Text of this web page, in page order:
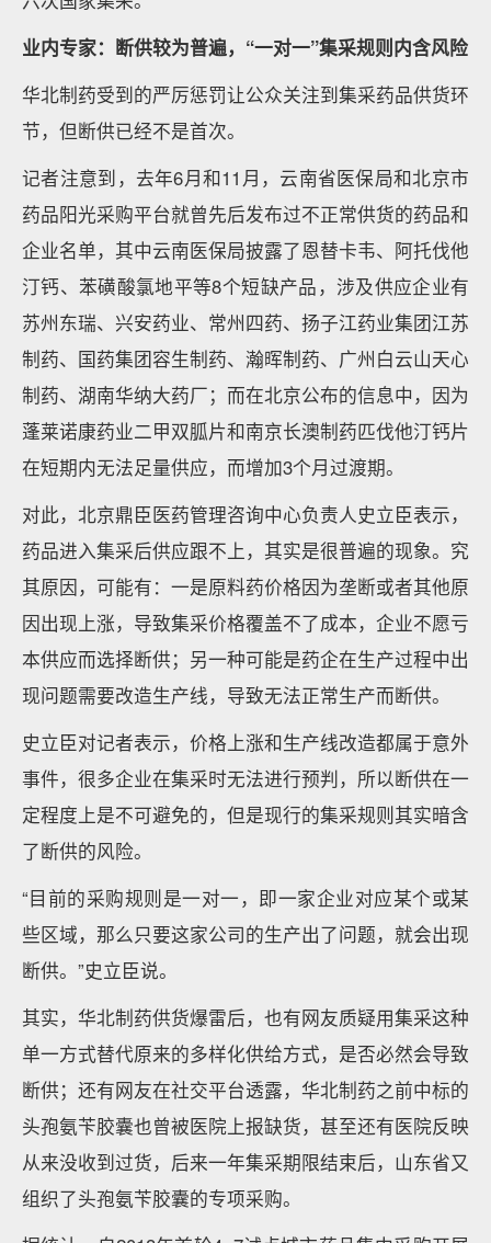
业内专家：断供较为普遍，“一对一”集采规则内含风险
华北制药受到的严厉惩罚让公众关注到集采药品供货环
节，但断供已经不是首次。
记者注意到，去年6月和11月，云南省医保局和北京市
药品阳光采购平台就曾先后发布过不正常供货的药品和
企业名单，其中云南医保局披露了恩替卡韦、阿托伐他
汀钙、苯磺酸氯地平等8个短缺产品，涉及供应企业有
苏州东瑞、兴安药业、常州四药、扬子江药业集团江苏
制药、国药集团容生制药、瀚晖制药、广州白云山天心
制药、湖南华纳大药厂；而在北京公布的信息中，因为
蓬莱诺康药业二甲双胍片和南京长澳制药匹伐他汀钙片
在短期内无法足量供应，而增加3个月过渡期。
对此，北京鼎臣医药管理咨询中心负责人史立臣表示，
药品进入集采后供应跟不上，其实是很普遍的现象。究
其原因，可能有：一是原料药价格因为垄断或者其他原
因出现上涨，导致集采价格覆盖不了成本，企业不愿亏
本供应而选择断供；另一种可能是药企在生产过程中出
现问题需要改造生产线，导致无法正常生产而断供。
史立臣对记者表示，价格上涨和生产线改造都属于意外
事件，很多企业在集采时无法进行预判，所以断供在一
定程度上是不可避免的，但是现行的集采规则其实暗含
了断供的风险。
“目前的采购规则是一对一，即一家企业对应某个或某
些区域，那么只要这家公司的生产出了问题，就会出现
断供。”史立臣说。
其实，华北制药供货爆雷后，也有网友质疑用集采这种
单一方式替代原来的多样化供给方式，是否必然会导致
断供；还有网友在社交平台透露，华北制药之前中标的
头孢氨苄胶囊也曾被医院上报缺货，甚至还有医院反映
从来没收到过货，后来一年集采期限结束后，山东省又
组织了头孢氨苄胶囊的专项采购。